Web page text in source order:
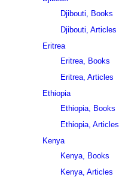
Djibouti, Books
Djibouti, Articles
Eritrea
Eritrea, Books
Eritrea, Articles
Ethiopia
Ethiopia, Books
Ethiopia, Articles
Kenya
Kenya, Books
Kenya, Articles